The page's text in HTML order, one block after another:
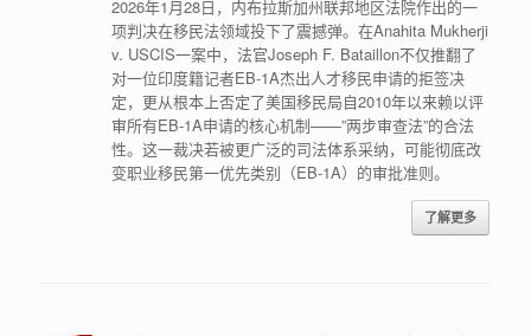
2026年1月28日，内布拉斯加州联邦地区法院作出的一
项判决在移民法领域投下了震撼弹。在Anahita Mukherji
v. USCIS一案中，法官Joseph F. Bataillon不仅推翻了
对一位印度籍记者EB-1A杰出人才移民申请的拒签决
定，更从根本上否定了美国移民局自2010年以来赖以评
审所有EB-1A申请的核心机制——”两步审查法”的合法
性。这一裁决若被更广泛的司法体系采纳，可能彻底改
变职业移民第一优先类别（EB-1A）的审批准则。
了解更多